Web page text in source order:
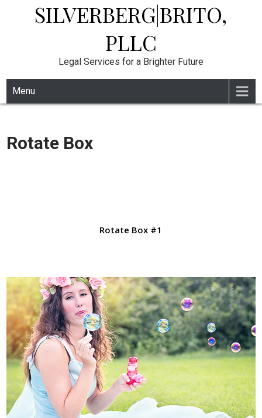
SILVERBERG|BRITO,
PLLC
Legal Services for a Brighter Future
Menu
Rotate Box
Rotate Box #1
Neque
Lorem ipsum dolor sit amet, consectetur adipiscing elit. Ut
elit tellus, luctus nec ullamcorper mattis, pulvinar dapibus
leo.